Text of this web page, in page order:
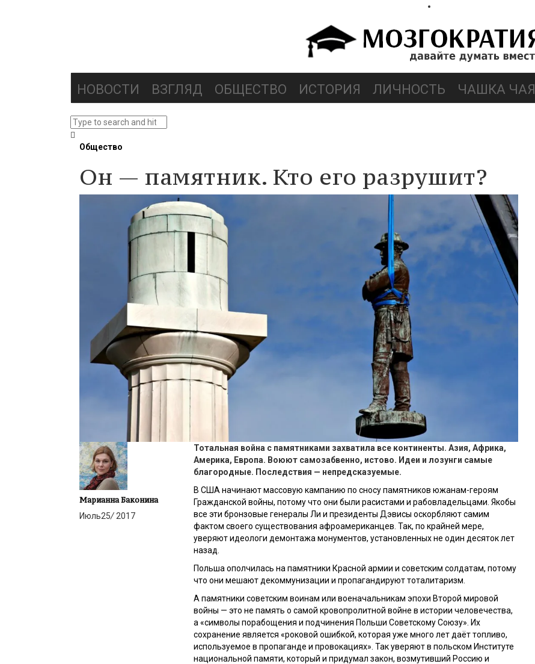
НОВОСТИ ВЗГЛЯД ОБЩЕСТВО ИСТОРИЯ ЛИЧНОСТЬ ЧАШКА ЧАЯ
Общество
Он — памятник. Кто его разрушит?
Марианна Баконина
Июль25/ 2017
Тотальная война с памятниками захватила все континенты. Азия, Африка,
Америка, Европа. Воюют самозабвенно, истово. Идеи и лозунги самые
благородные. Последствия — непредсказуемые.
В США начинают массовую кампанию по сносу памятников южанам-героям
Гражданской войны, потому что они были расистами и рабовладельцами. Якобы
все эти бронзовые генералы Ли и президенты Дэвисы оскорбляют самим
фактом своего существования афроамериканцев. Так, по крайней мере,
уверяют идеологи демонтажа монументов, установленных не один десяток лет
назад.
Польша ополчилась на памятники Красной армии и советским солдатам, потому
что они мешают декоммунизации и пропагандируют тоталитаризм.
А памятники советским воинам или военачальникам эпохи Второй мировой
войны — это не память о самой кровопролитной войне в истории человечества,
а «символы порабощения и подчинения Польши Советскому Союзу». Их
сохранение является «роковой ошибкой, которая уже много лет даёт топливо,
используемое в пропаганде и провокациях». Так уверяют в польском Институте
национальной памяти, который и придумал закон, возмутивший Россию и